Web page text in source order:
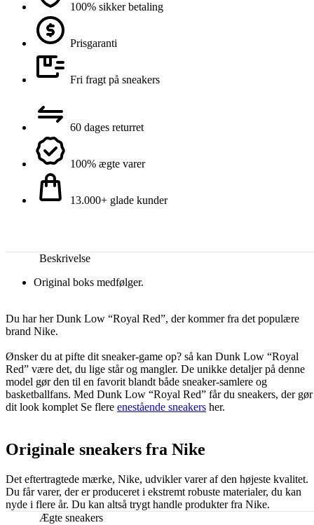
100% sikker betaling
Prisgaranti
Fri fragt på sneakers
60 dages returret
100% ægte varer
13.000+ glade kunder
Beskrivelse
Original boks medfølger.
Du har her Dunk Low “Royal Red”, der kommer fra det populære
brand Nike.
Ønsker du at pifte dit sneaker-game op? så kan Dunk Low “Royal
Red” være det, du lige står og mangler. De unikke detaljer på denne
model gør den til en favorit blandt både sneaker-samlere og
basketballfans. Med Dunk Low “Royal Red” får du sneakers, der gør
dit look komplet Se flere enestående sneakers her.
Originale sneakers fra Nike
Det eftertragtede mærke, Nike, udvikler varer af den højeste kvalitet.
Du får varer, der er produceret i ekstremt robuste materialer, du kan
nyde i flere år. Du kan altså trygt handle produkter fra Nike.
Ægte sneakers